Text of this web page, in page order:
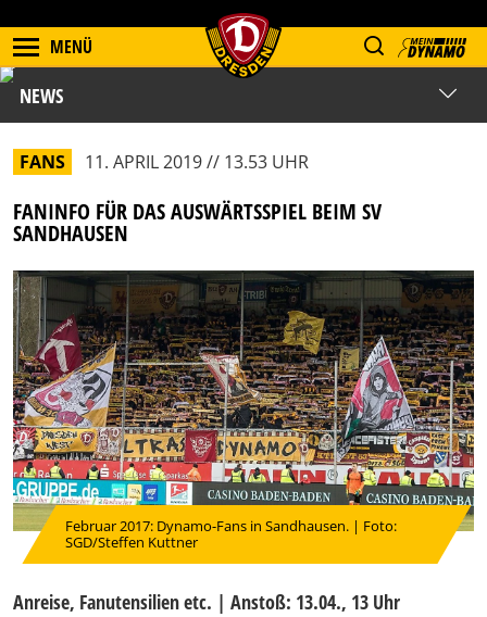
MENÜ
NEWS
FANS 11. APRIL 2019 // 13.53 UHR
FANINFO FÜR DAS AUSWÄRTSSPIEL BEIM SV
SANDHAUSEN
Februar 2017: Dynamo-Fans in Sandhausen. | Foto:
SGD/Steffen Kuttner
Anreise, Fanutensilien etc. | Anstoß: 13.04., 13 Uhr